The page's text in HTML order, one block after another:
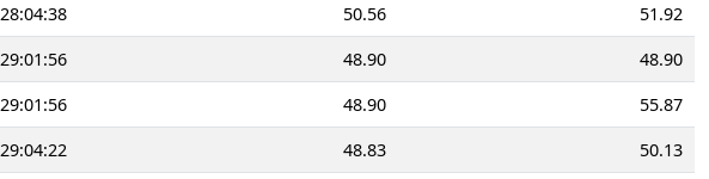
28:04:38 50.56
51.92
29:01:56 48.90
48.90
29:01:56 48.90
55.87
29:04:22 48.83
50.13